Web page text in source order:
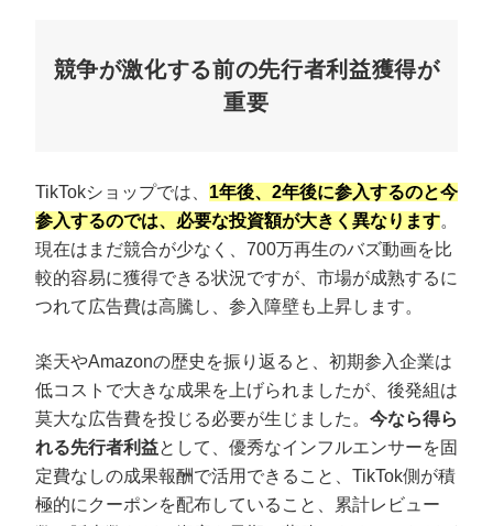
競争が激化する前の先行者利益獲得が
重要
TikTokショップでは、 1年後、2年後に参入するのと今
参入するのでは、必要な投資額が大きく異なります。
現在はまだ競合が少なく、700万再生のバズ動画を比
較的容易に獲得できる状況ですが、市場が成熟するに
つれて広告費は高騰し、参入障壁も上昇します。
楽天やAmazonの歴史を振り返ると、初期参入企業は
低コストで大きな成果を上げられましたが、後発組は
莫大な広告費を投じる必要が生じました。 今なら得ら
れる先行者利益として、優秀なインフルエンサーを固
定費なしの成果報酬で活用できること、TikTok側が積
極的にクーポンを配布していること、累計レビュー